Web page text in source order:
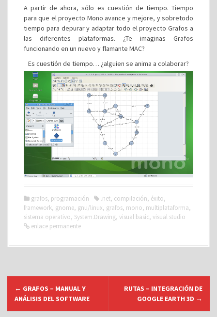
A partir de ahora, sólo es cuestión de tiempo. Tiempo
para que el proyecto Mono avance y mejore, y sobretodo
tiempo para depurar y adaptar todo el proyecto Grafos a
las diferentes plataformas. ¿Te imaginas Grafos
funcionando en un nuevo y flamante MAC?
Es cuestión de tiempo… ¿alguien se anima a colaborar?
grafos, programación .net, compilación, éxito,
framework, gnome, gnu/linux, grafos, mono, multiplataforma,
sistema operativo, System.Drawing, visual basic, visual studio
enlace permanente
v
← GRAFOS – MANUAL Y
ANÁLISIS DEL SOFTWARE
RUTAS – INTEGRACIÓN DE
GOOGLE EARTH 3D →